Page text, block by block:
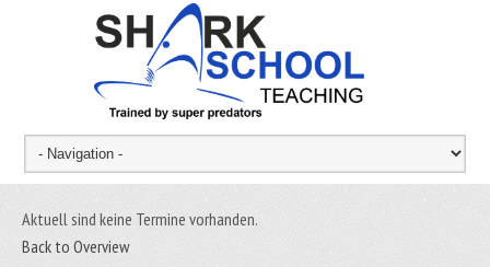
Aktuell sind keine Termine vorhanden.
Back to Overview